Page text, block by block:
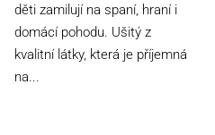
děti zamilují na spaní, hraní i
domácí pohodu. Ušitý z
kvalitní látky, která je příjemná
na...